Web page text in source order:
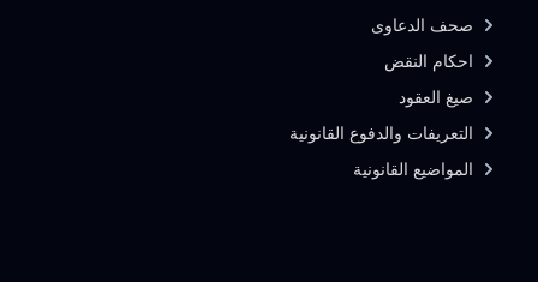
صحف الدعاوى
احكام النقض
صيغ العقود
التعريفات والدفوع القانونية
المواضيع القانونية